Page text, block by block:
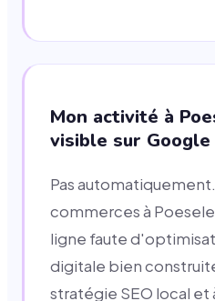
Mon activité à
visible sur Google
Pas
commerces à
ligne faute
digitale bien
stratégie SEO local et